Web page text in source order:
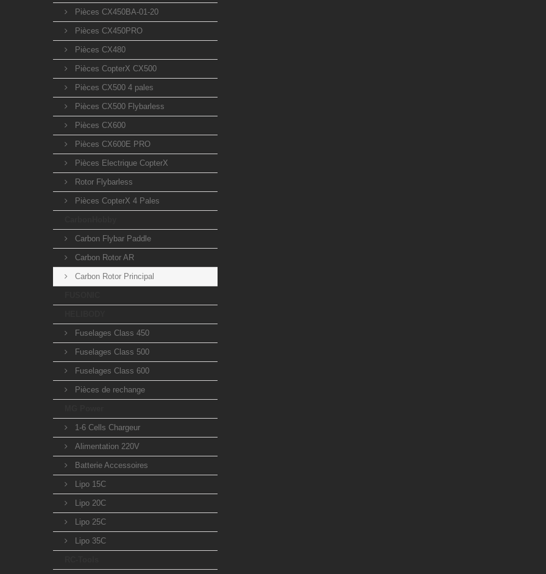
Pièces CX450BA-01-20
Pièces CX450PRO
Pièces CX480
Pièces CopterX CX500
Pièces CX500 4 pales
Pièces CX500 Flybarless
Pièces CX600
Pièces CX600E PRO
Pièces Electrique CopterX
Rotor Flybarless
Pièces CopterX 4 Pales
Carbon Flybar Paddle
Carbon Rotor AR
Carbon Rotor Principal
Fuselages Class 450
Fuselages Class 500
Fuselages Class 600
Pièces de rechange
1-6 Cells Chargeur
Alimentation 220V
Batterie Accessoires
Lipo 15C
Lipo 20C
Lipo 25C
Lipo 35C